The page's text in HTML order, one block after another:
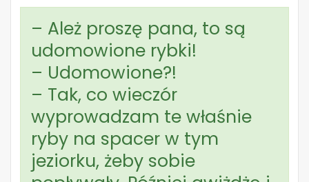
– Ależ proszę pana, to są
udomowione rybki!
– Udomowione?!
– Tak, co wieczór
wyprowadzam te właśnie
ryby na spacer w tym
jeziorku, żeby sobie